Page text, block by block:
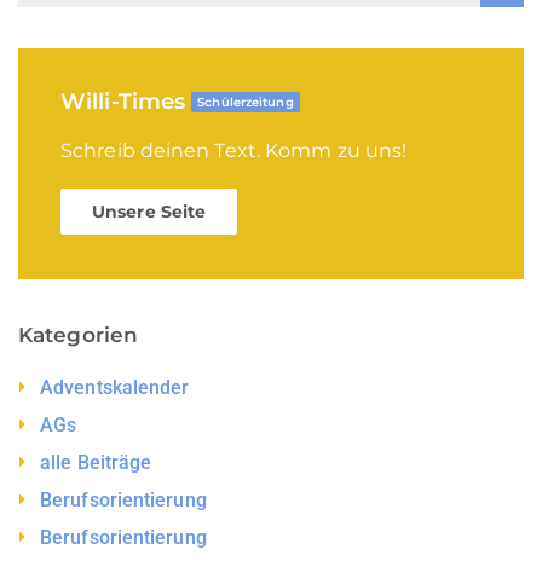
Willi-Times Schülerzeitung
Schreib deinen Text. Komm zu uns!
Unsere Seite
Kategorien
Adventskalender
AGs
alle Beiträge
Berufsorientierung
Berufsorientierung